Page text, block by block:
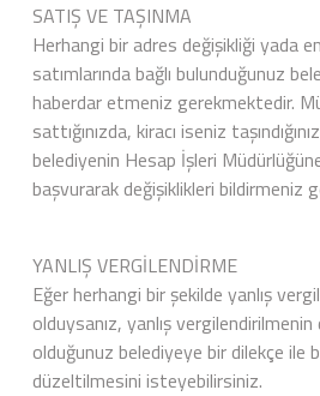
SATIŞ VE TAŞINMA
Herhangi bir adres değişikliği yada
satımlarında bağlı bulunduğunuz
haberdar etmeniz gerekmektedir.
sattığınızda, kiracı iseniz
belediyenin Hesap İşleri
başvurarak değişiklikleri bildirmeniz
YANLIŞ VERGİLENDİRME
Eğer herhangi bir şekilde yanlış
olduysanız, yanlış
olduğunuz belediyeye bir dilekçe ile
düzeltilmesini isteyebilirsiniz.